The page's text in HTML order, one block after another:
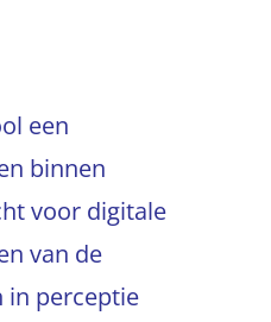
een
binnen
voor digitale
van de
in perceptie